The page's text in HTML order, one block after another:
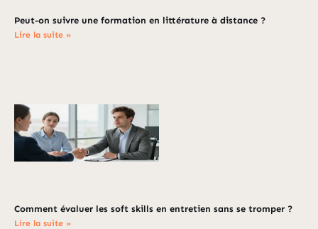
Peut-on suivre une formation en littérature à distance ?
Lire la suite »
Comment évaluer les soft skills en entretien sans se tromper ?
Lire la suite »